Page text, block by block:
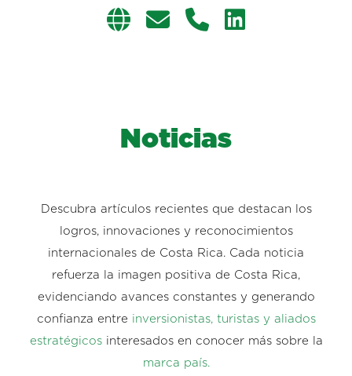
Noticias
Descubra artículos recientes que destacan los
logros, innovaciones y reconocimientos
internacionales de Costa Rica. Cada noticia
refuerza la imagen positiva de Costa Rica,
evidenciando avances constantes y generando
confianza entre inversionistas, turistas y aliados
estratégicos interesados en conocer más sobre la
marca país.